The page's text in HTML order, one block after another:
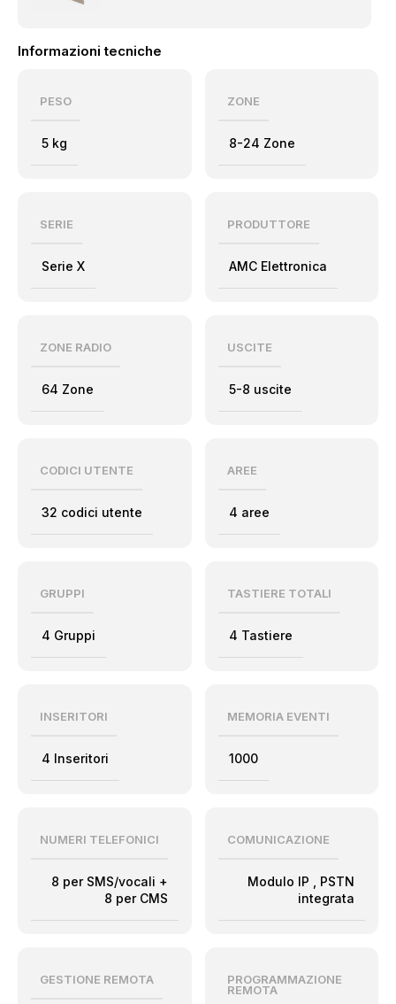
Informazioni tecniche
PESO
5 kg
ZONE
8-24 Zone
SERIE
Serie X
PRODUTTORE
AMC Elettronica
ZONE RADIO
64 Zone
USCITE
5-8 uscite
CODICI UTENTE
32 codici utente
AREE
4 aree
GRUPPI
4 Gruppi
TASTIERE TOTALI
4 Tastiere
INSERITORI
4 Inseritori
MEMORIA EVENTI
1000
NUMERI TELEFONICI
8 per SMS/vocali +
8 per CMS
COMUNICAZIONE
Modulo IP
PSTN
integrata
GESTIONE REMOTA PROGRAMMAZIONE
REMOTA